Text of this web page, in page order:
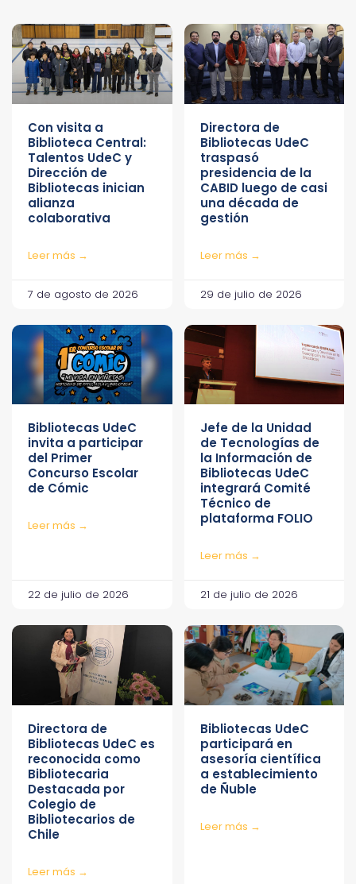
Con visita a
Biblioteca Central:
Talentos UdeC y
Dirección de
Bibliotecas inician
alianza
colaborativa
Leer más →
7 de agosto de 2026
Directora de
Bibliotecas UdeC
traspasó
presidencia de la
CABID luego de casi
una década de
gestión
Leer más →
29 de julio de 2026
Bibliotecas UdeC
invita a participar
del Primer
Concurso Escolar
de Cómic
Leer más →
22 de julio de 2026
Jefe de la Unidad
de Tecnologías de
la Información de
Bibliotecas UdeC
integrará Comité
Técnico de
plataforma FOLIO
Leer más →
21 de julio de 2026
Directora de
Bibliotecas UdeC es
reconocida como
Bibliotecaria
Destacada por
Colegio de
Bibliotecarios de
Chile
Leer más →
Bibliotecas UdeC
participará en
asesoría científica
a establecimiento
de Ñuble
Leer más →